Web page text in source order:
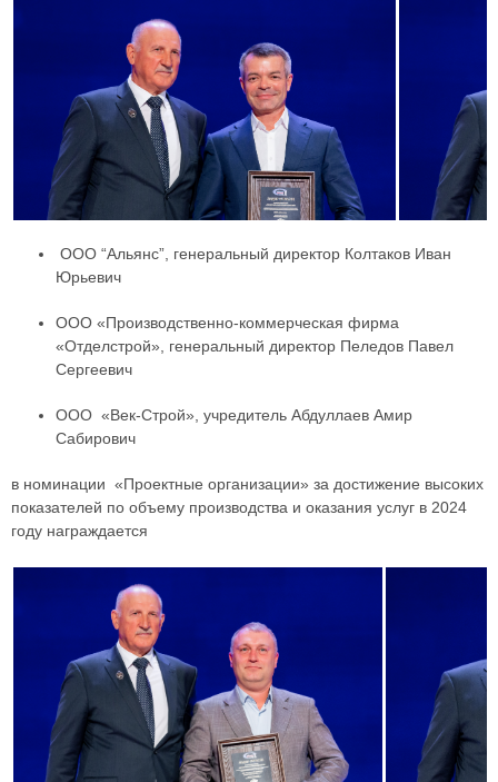
ООО “Альянс”, генеральный директор Колтаков Иван
Юрьевич
ООО «Производственно-коммерческая фирма
«Отделстрой», генеральный директор Пеледов Павел
Сергеевич
ООО «Век-Строй», учредитель Абдуллаев Амир
Сабирович
в номинации «Проектные организации» за достижение высоких
показателей по объему производства и оказания услуг в 2024
году награждается